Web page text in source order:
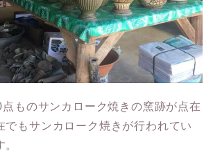
ものサンカローク焼きの窯跡が点在
でもサンカローク焼きが行われてい